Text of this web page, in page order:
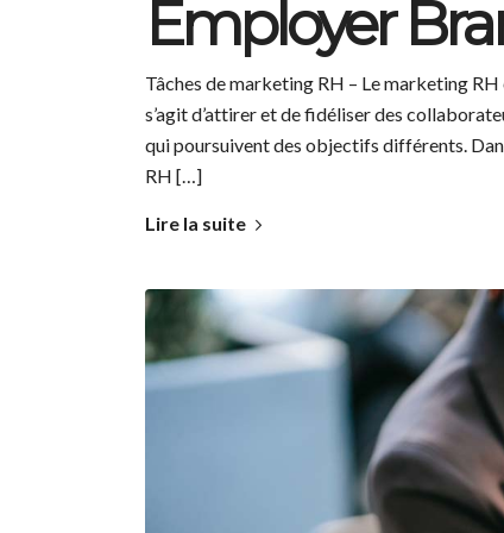
Employer
Tâches de marketing RH – Le marketing
s’agit d’attirer et de fidéliser des
qui poursuivent des objectifs différents.
RH […]
Lire la suite